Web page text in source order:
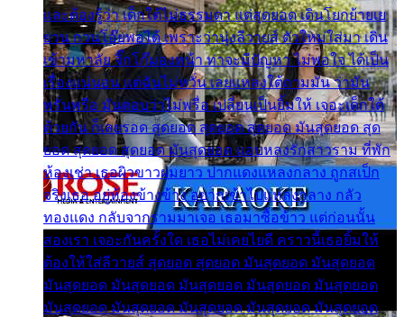
และต้องรู้ว่า เด็กใต้ไม่ธรรมดา แต่สุดยอด เดินโยกย้ายเย
ยวน กวนโอ๊ยพอได้ เพราะว่านุ่งลีวายส์ ตัวใหม่ใส่มา เดิน
เข้ามหาลัย จิ๊กโก๊มองหน้า ท่าจะมีปัญหา ไม่พอใจ ได้เป็น
เรื่องแน่นอน แต่ฉันไม่หวั่น เลยแหลงใต้ถามมัน ว่ามัน
พรั่นพรือ มันตอบว่าไม่พรื่อ เปลี่ยนเป็นยิ้มให้ เจอะเด็กใต้
ด้วยกัน ก็เลยรอด สุดยอด สุดยอด สุดยอด มันสุดยอด สุด
ยอด สุดยอด สุดยอด มันสุดยอด แอบหลงรักสาวราม ที่พัก
ห้องเช่า เธอผิวขาวผมยาว ปากแดงแหลงกลาง ถูกสเป็ก
จริงเธอ อยู่ห้องข้างข้าง อยากเข้าไปแหลงกลาง กลัว
ทองแดง กลับจากรามมาเจอ เธอมาซื้อข้าว แต่ก่อนนั้น
สองเรา เจอะกันครั้งใด เธอไม่เคยไยดี คราวนี้เธอยิ้มให้
ต้องให้ใส่ลีวายส์ สุดยอด สุดยอด มันสุดยอด มันสุดยอด
มันสุดยอด มันสุดยอด มันสุดยอด มันสุดยอด มันสุดยอด
มันสุดยอด มันสุดยอด มันสุดยอด มันสุดยอด มันสุดยอด